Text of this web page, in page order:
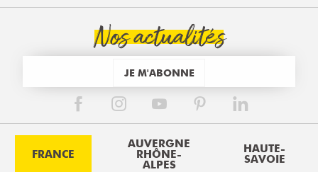
Nos actualités
JE M'ABONNE
FRANCE
AUVERGNE
RHÔNE-
ALPES
HAUTE-
SAVOIE